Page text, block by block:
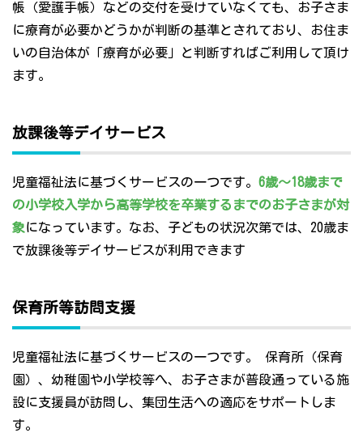
帳（愛護手帳）などの交付を受けていなくても、お子さま
に療育が必要かどうかが判断の基準とされており、お住ま
いの自治体が「療育が必要」と判断すればご利用して頂け
ます。
放課後等デイサービス
児童福祉法に基づくサービスの一つです。 6歳～18歳まで
の小学校入学から高等学校を卒業するまでのお子さまが対
象になっています。なお、子どもの状況次第では、20歳ま
で放課後等デイサービスが利用できます
保育所等訪問支援
児童福祉法に基づくサービスの一つです。 保育所（保育
園）、幼稚園や小学校等へ、お子さまが普段通っている施
設に支援員が訪問し、集団生活への適応をサポートしま
す。